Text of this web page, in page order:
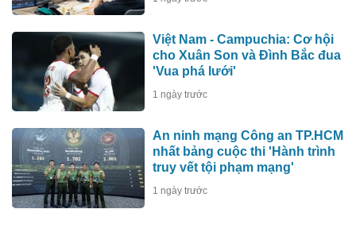
Việt Nam - Campuchia: Cơ hội
cho Xuân Son và Đình Bắc đua
'Vua phá lưới'
1 ngày trước
An ninh mạng Công an TP.HCM
nhất bảng cuộc thi 'Hành trình
truy vết tội phạm mạng'
1 ngày trước